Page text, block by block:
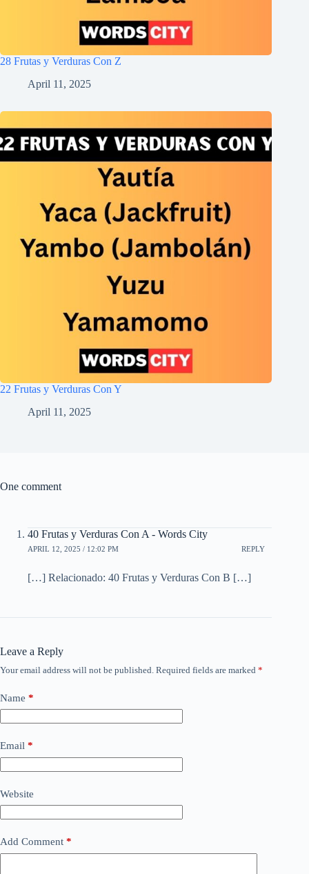
28 Frutas y Verduras Con Z
April 11, 2025
22 Frutas y Verduras Con Y
April 11, 2025
One comment
40 Frutas y Verduras Con A - Words City
APRIL 12, 2025 / 12:02 PM REPLY
[…] Relacionado: 40 Frutas y Verduras Con B […]
Leave a Reply
Your email address will not be published. Required fields are marked *
Name *
Email *
Website
Add Comment *